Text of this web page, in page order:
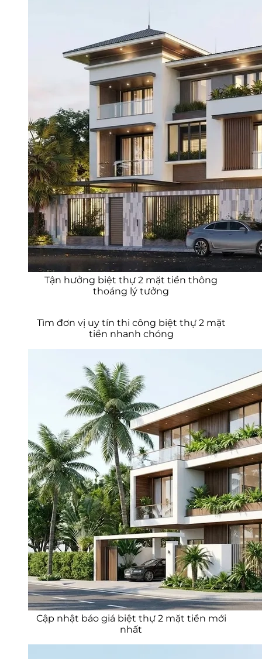
Tận hưởng biệt thự 2 mặt tiền thông
thoáng lý tưởng
Tìm đơn vị uy tín thi công biệt thự 2 mặt
tiền nhanh chóng
Cập nhật báo giá biệt thự 2 mặt tiền mới
nhất